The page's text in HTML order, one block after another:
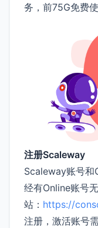
务，前75G免费使
注册Scaleway
Scaleway账号和
经有Online账号
站： https://
注册，激活账号